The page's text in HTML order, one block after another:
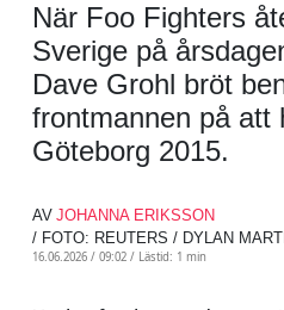
När Foo Fighters
Sverige på
Dave Grohl bröt
frontmannen på att
Göteborg 2015.
AV JOHANNA ERIKSSON
/ FOTO: REUTERS / DYLAN
16.06.2026 / 09:02 / Lästid: 1 min